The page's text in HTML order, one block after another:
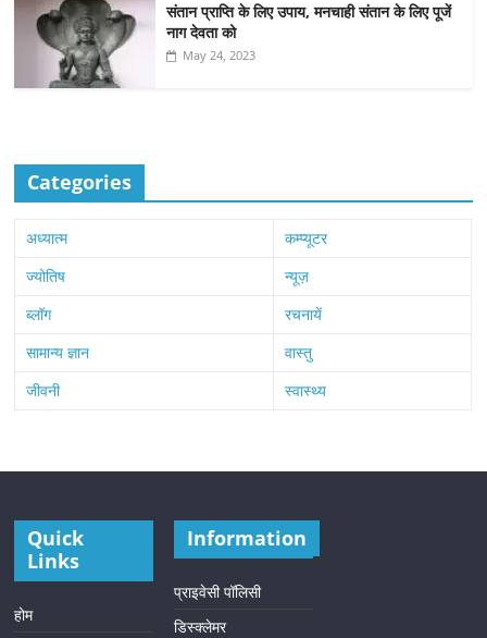
संतान प्राप्ति के लिए उपाय, मनचाही संतान के लिए पूजें
नाग देवता को
May 24, 2023
Categories
अध्यात्म
कम्प्यूटर
ज्योतिष
न्यूज़
ब्लॉग
रचनायें
सामान्य ज्ञान
वास्तु
जीवनी
स्वास्थ्य
Quick
Links
होम
Information
प्राइवेसी पॉलिसी
डिस्क्लेमर